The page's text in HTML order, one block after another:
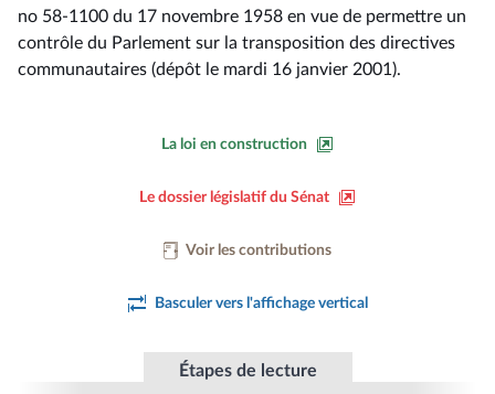
no 58-1100 du 17 novembre 1958 en vue de permettre un
contrôle du Parlement sur la transposition des directives
communautaires (dépôt le mardi 16 janvier 2001).
La loi en construction
Le dossier législatif du Sénat
Voir les contributions
Basculer vers l'affichage vertical
Étapes de lecture